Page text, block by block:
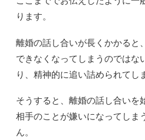
ります。
離婚の話し合いが長くかかると
できなくなってしまうのではな
り、精神的に追い詰められてし
そうすると、離婚の話し合いを
相手のことが嫌いになってしま
ん。